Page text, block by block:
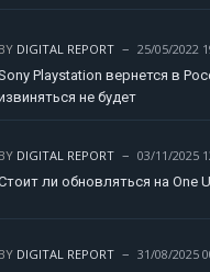
BY DIGITAL REPORT
25/05/2022
Playstation вернется в
не будет
BY DIGITAL REPORT
03/11/2025
ли обновляться на One
BY DIGITAL REPORT
31/08/2025